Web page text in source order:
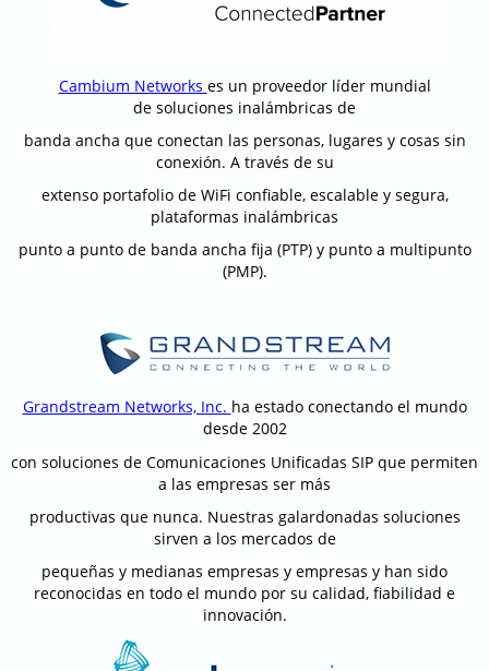
Cambium Networks es un proveedor líder mundial
de soluciones inalámbricas de
banda ancha que conectan las personas, lugares y cosas sin
conexión. A través de su
extenso portafolio de WiFi confiable, escalable y segura,
plataformas inalámbricas
punto a punto de banda ancha fija (PTP) y punto a multipunto
(PMP).
Grandstream Networks, Inc. ha estado conectando el mundo
desde 2002
con soluciones de Comunicaciones Unificadas SIP que permiten
a las empresas ser más
productivas que nunca. Nuestras galardonadas soluciones
sirven a los mercados de
pequeñas y medianas empresas y empresas y han sido
reconocidas en todo el mundo por su calidad, fiabilidad e
innovación.